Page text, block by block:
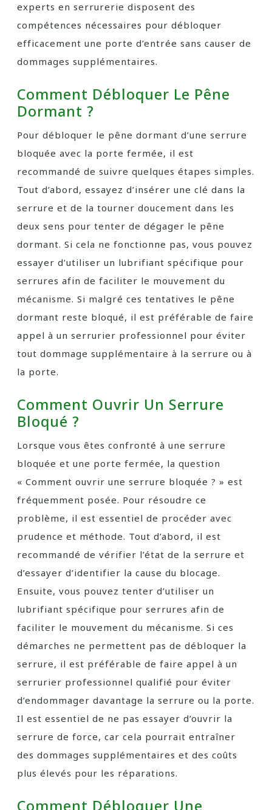
experts en serrurerie disposent des
compétences nécessaires pour débloquer
efficacement une porte d’entrée sans causer de
dommages supplémentaires.
Comment Débloquer Le Pêne
Dormant ?
Pour débloquer le pêne dormant d’une serrure
bloquée avec la porte fermée, il est
recommandé de suivre quelques étapes simples.
Tout d’abord, essayez d’insérer une clé dans la
serrure et de la tourner doucement dans les
deux sens pour tenter de dégager le pêne
dormant. Si cela ne fonctionne pas, vous pouvez
essayer d’utiliser un lubrifiant spécifique pour
serrures afin de faciliter le mouvement du
mécanisme. Si malgré ces tentatives le pêne
dormant reste bloqué, il est préférable de faire
appel à un serrurier professionnel pour éviter
tout dommage supplémentaire à la serrure ou à
la porte.
Comment Ouvrir Un Serrure
Bloqué ?
Lorsque vous êtes confronté à une serrure
bloquée et une porte fermée, la question
« Comment ouvrir une serrure bloquée ? » est
fréquemment posée. Pour résoudre ce
problème, il est essentiel de procéder avec
prudence et méthode. Tout d’abord, il est
recommandé de vérifier l’état de la serrure et
d’essayer d’identifier la cause du blocage.
Ensuite, vous pouvez tenter d’utiliser un
lubrifiant spécifique pour serrures afin de
faciliter le mouvement du mécanisme. Si ces
démarches ne permettent pas de débloquer la
serrure, il est préférable de faire appel à un
serrurier professionnel qualifié pour éviter
d’endommager davantage la serrure ou la porte.
Il est essentiel de ne pas essayer d’ouvrir la
serrure de force, car cela pourrait entraîner
des dommages supplémentaires et des coûts
plus élevés pour les réparations.
Comment Débloquer Une